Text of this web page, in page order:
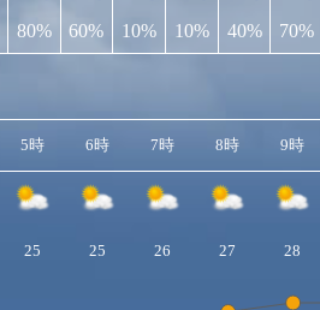
80% 60% 10% 10% 40% 70%
5時 6時 7時 8時 9時
25 25 26 27 28